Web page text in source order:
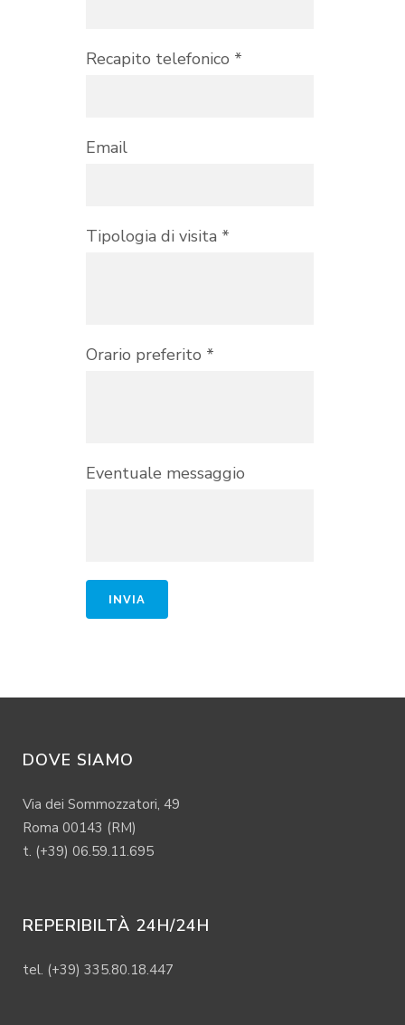
Recapito telefonico *
Email
Tipologia di visita *
Orario preferito *
Eventuale messaggio
DOVE SIAMO
Via dei Sommozzatori, 49
Roma 00143 (RM)
t. (+39) 06.59.11.695
REPERIBILTÀ 24H/24H
tel. (+39) 335.80.18.447